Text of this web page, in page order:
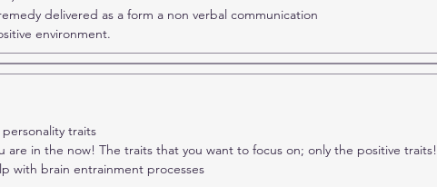
delivered as a form a non verbal communication
environment.
traits
are in the now! The traits that you want to focus on; only the positive traits!
with brain entrainment processes